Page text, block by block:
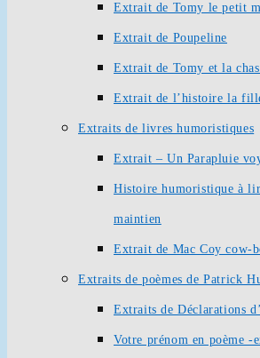
Extrait de Tomy le petit
Extrait de Poupeline
Extrait de Tomy et la
Extrait de l’histoire la
Extraits de livres humoristiques
Extrait – Un Parapluie
Histoire humoristique à
maintien
Extrait de Mac Coy cow-
Extraits de poèmes de Patrick
Extraits de Déclarations
Votre prénom en poème -